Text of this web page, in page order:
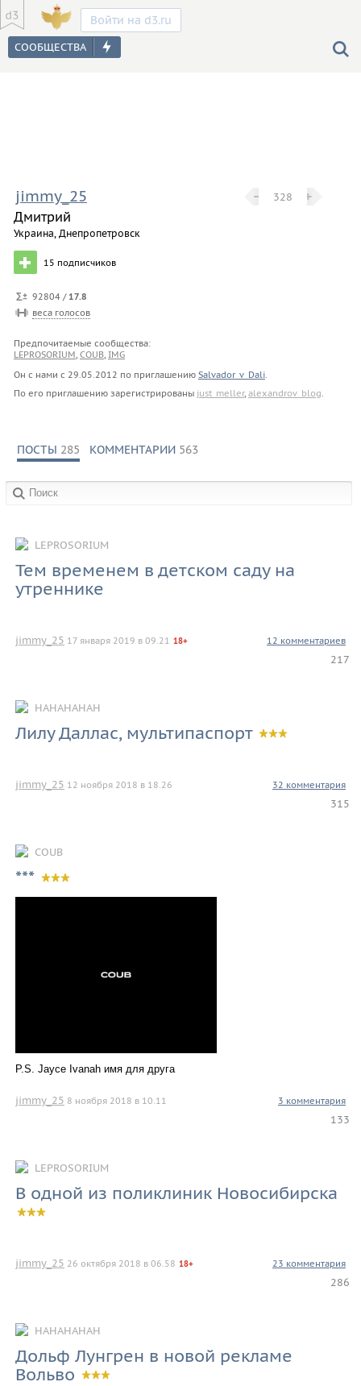
Войти на d3.ru
− 328 +
jimmy_25
Дмитрий
Украина, Днепропетровск
15 подписчиков
92804 / 17.8
веса голосов
Предпочитаемые сообщества:
LEPROSORIUM, COUB, IMG
Он с нами с 29.05.2012 по приглашению Salvador_v_Dali.
По его приглашению зарегистрированы just_meller, alexandrov_blog.
ПОСТЫ 285 КОММЕНТАРИИ 563
LEPROSORIUM
Тем временем в детском саду на
утреннике
jimmy_25 17 января 2019 в 09.21 18+ 12 комментариев
217
HAHAHAHAH
Лилу Даллас, мультипаспорт
jimmy_25 12 ноября 2018 в 18.26 32 комментария
315
COUB
***
P.S. Jayce Ivanah имя для друга
jimmy_25 8 ноября 2018 в 10.11 3 комментария
133
LEPROSORIUM
В одной из поликлиник Новосибирска
jimmy_25 26 октября 2018 в 06.58 18+ 23 комментария
286
HAHAHAHAH
Дольф Лунгрен в новой рекламе
Вольво